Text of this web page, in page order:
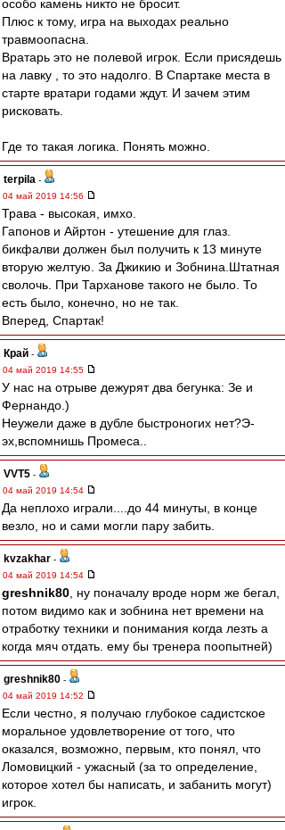
особо камень никто не бросит.
Плюс к тому, игра на выходах реально
травмоопасна.
Вратарь это не полевой игрок. Если присядешь
на лавку , то это надолго. В Спартаке места в
старте вратари годами ждут. И зачем этим
рисковать.
Где то такая логика. Понять можно.
terpila -
04 май 2019 14:56
Трава - высокая, имхо.
Гапонов и Айртон - утешение для глаз.
бикфалви должен был получить к 13 минуте
вторую желтую. За Джикию и Зобнина.Штатная
сволочь. При Тарханове такого не было. То
есть было, конечно, но не так.
Вперед, Спартак!
Край -
04 май 2019 14:55
У нас на отрыве дежурят два бегунка: Зе и
Фернандо.)
Неужели даже в дубле быстроногих нет?Э-
эх,вспомнишь Промеса..
VVT5 -
04 май 2019 14:54
Да неплохо играли....до 44 минуты, в конце
везло, но и сами могли пару забить.
kvzakhar -
04 май 2019 14:54
greshnik80 , ну поначалу вроде норм же бегал,
потом видимо как и зобнина нет времени на
отработку техники и понимания когда лезть а
когда мяч отдать. ему бы тренера поопытней)
greshnik80 -
04 май 2019 14:52
Если честно, я получаю глубокое садистское
моральное удовлетворение от того, что
оказался, возможно, первым, кто понял, что
Ломовицкий - ужасный (за то определение,
которое хотел бы написать, и забанить могут)
игрок.